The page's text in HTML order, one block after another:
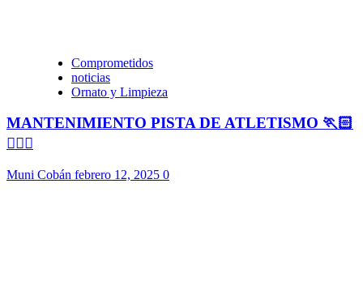
Comprometidos
noticias
Ornato y Limpieza
MANTENIMIENTO PISTA DE ATLETISMO 🏃🏻
🏃🏻‍♀️
Muni Cobán febrero 12, 2025 0